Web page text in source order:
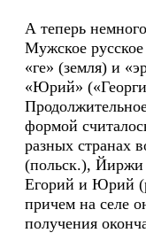
А теперь
Мужское
«ге» (земля) и
«Юрий»
формой
разных странах
(польск.),
Егорий и Юрий
причем на селе
получения